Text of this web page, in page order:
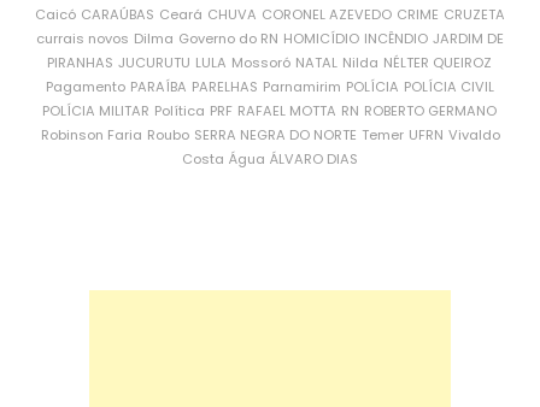
Caicó CARAÚBAS Ceará CHUVA CORONEL AZEVEDO CRIME CRUZETA
currais novos Dilma Governo do RN HOMICÍDIO INCÊNDIO JARDIM DE
PIRANHAS JUCURUTU LULA Mossoró NATAL Nilda NÉLTER QUEIROZ
Pagamento PARAÍBA PARELHAS Parnamirim POLÍCIA POLÍCIA CIVIL
POLÍCIA MILITAR Política PRF RAFAEL MOTTA RN ROBERTO GERMANO
Robinson Faria Roubo SERRA NEGRA DO NORTE Temer UFRN Vivaldo
Costa Água ÁLVARO DIAS